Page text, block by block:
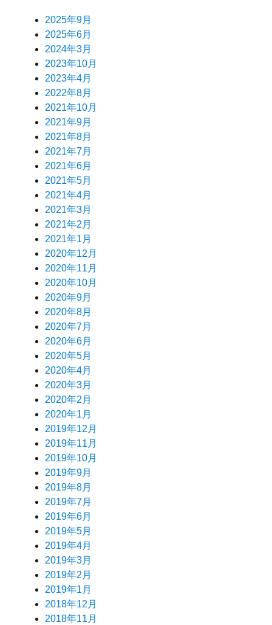
2025年9月
2025年6月
2024年3月
2023年10月
2023年4月
2022年8月
2021年10月
2021年9月
2021年8月
2021年7月
2021年6月
2021年5月
2021年4月
2021年3月
2021年2月
2021年1月
2020年12月
2020年11月
2020年10月
2020年9月
2020年8月
2020年7月
2020年6月
2020年5月
2020年4月
2020年3月
2020年2月
2020年1月
2019年12月
2019年11月
2019年10月
2019年9月
2019年8月
2019年7月
2019年6月
2019年5月
2019年4月
2019年3月
2019年2月
2019年1月
2018年12月
2018年11月